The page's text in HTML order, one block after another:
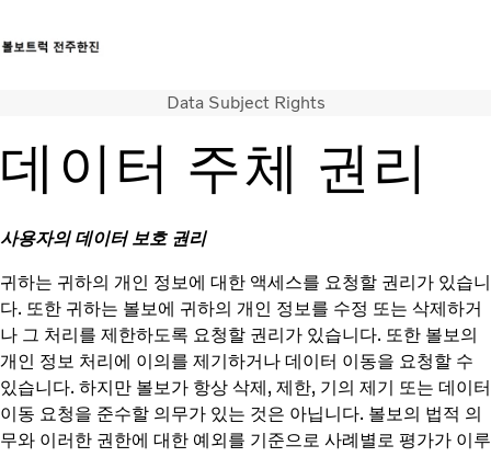
서비스
뉴스
Data Subject Rights
데이터 주체 권리
사용자의 데이터 보호 권리
귀하는 귀하의 개인 정보에 대한 액세스를 요청할 권리가 있습니
다. 또한 귀하는 볼보에 귀하의 개인 정보를 수정 또는 삭제하거
나 그 처리를 제한하도록 요청할 권리가 있습니다. 또한 볼보의
개인 정보 처리에 이의를 제기하거나 데이터 이동을 요청할 수
있습니다. 하지만 볼보가 항상 삭제, 제한, 기의 제기 또는 데이터
이동 요청을 준수할 의무가 있는 것은 아닙니다. 볼보의 법적 의
무와 이러한 권한에 대한 예외를 기준으로 사례별로 평가가 이루